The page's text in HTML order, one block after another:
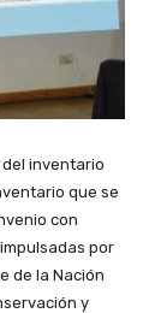
inventario
que se
con
por
de la Nación
y